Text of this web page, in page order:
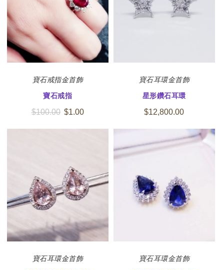
寶石戒指金首飾
寶石戒指
$100.00 $1.00
寶石耳環金首飾
星形鑽石耳環
$12,800.00
寶石耳環金首飾 寶石耳環金首飾